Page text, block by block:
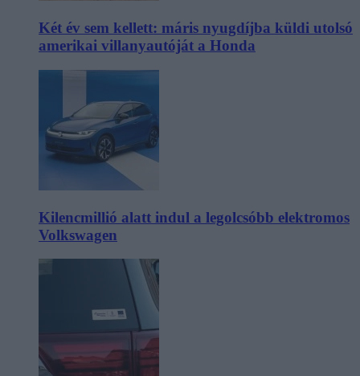
Két év sem kellett: máris nyugdíjba küldi utolsó
amerikai villanyautóját a Honda
Kilencmillió alatt indul a legolcsóbb elektromos
Volkswagen